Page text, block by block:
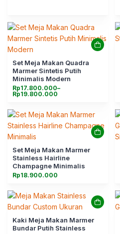
Set Meja Makan Quadra
Marmer Sintetis Putih
Minimalis Modern
Rp17.800.000–
Rp19.800.000
Rentang
harga:
Rp17.800.000
Rp19.800.000
Set Meja Makan Marmer
Stainless Hairline
Champagne Minimalis
Rp18.900.000
Kaki Meja Makan Marmer
Bundar Putih Stainless